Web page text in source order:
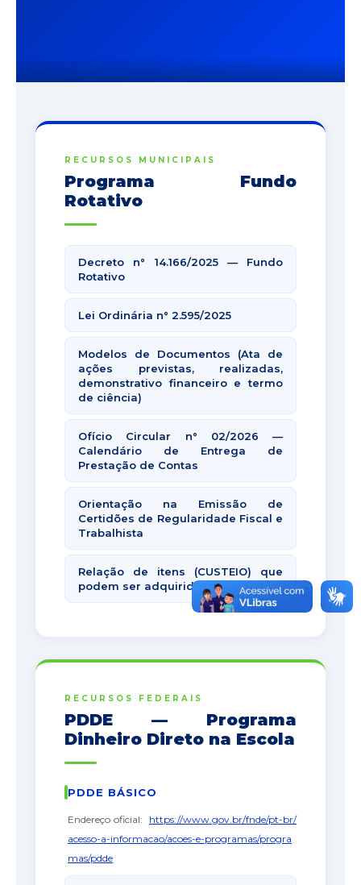
RECURSOS MUNICIPAIS
Programa Fundo
Rotativo
Decreto n° 14.166/2025 — Fundo
Rotativo
Lei Ordinária n° 2.595/2025
Modelos de Documentos (Ata de
ações previstas, realizadas,
demonstrativo financeiro e termo
de ciência)
Ofício Circular n° 02/2026 —
Calendário de Entrega de
Prestação de Contas
Orientação na Emissão de
Certidões de Regularidade Fiscal e
Trabalhista
Relação de itens (CUSTEIO) que
podem ser adquiridos
RECURSOS FEDERAIS
PDDE — Programa
Dinheiro Direto na Escola
PDDE BÁSICO
Endereço oficial:
https://www.gov.br/fnde/pt-br/
acesso-a-informacao/acoes-e-programas/progra
mas/pdde